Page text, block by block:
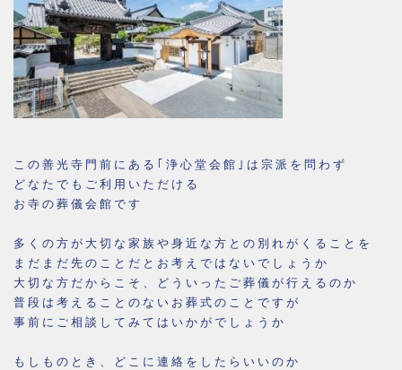
この善光寺門前にある｢浄心堂会館｣は宗派を問わず
どなたでもご利用いただける
お寺の葬儀会館です
多くの方が大切な家族や身近な方との別れがくることを
まだまだ先のことだとお考えではないでしょうか
大切な方だからこそ、どういったご葬儀が行えるのか
普段は考えることのないお葬式のことですが
事前にご相談してみてはいかがでしょうか
もしものとき、どこに連絡をしたらいいのか